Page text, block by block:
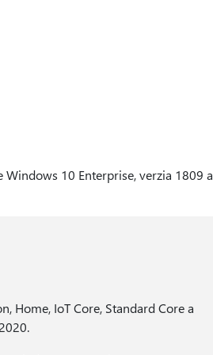
10 Enterprise, verzia 1809 a
Home, IoT Core, Standard Core a